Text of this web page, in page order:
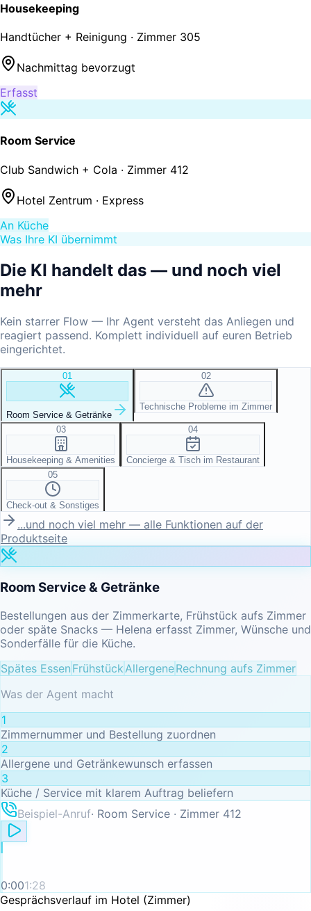
Housekeeping
Handtücher + Reinigung · Zimmer 305
Nachmittag bevorzugt
Erfasst
Room Service
Club Sandwich + Cola · Zimmer 412
Hotel Zentrum · Express
An Küche
Was Ihre KI übernimmt
Die KI handelt das — und noch viel
mehr
Kein starrer Flow — Ihr Agent versteht das Anliegen und
reagiert passend. Komplett individuell auf euren Betrieb
eingerichtet.
01
Room Service & Getränke
02
Technische Probleme im Zimmer
03
Housekeeping & Amenities
04
Concierge & Tisch im Restaurant
05
Check-out & Sonstiges
...und noch viel mehr — alle Funktionen auf der
Produktseite
Room Service & Getränke
Bestellungen aus der Zimmerkarte, Frühstück aufs Zimmer
oder späte Snacks — Helena erfasst Zimmer, Wünsche und
Sonderfälle für die Küche.
Spätes Essen Frühstück AllergeneRechnung aufs Zimmer
Was der Agent macht
1
Zimmernummer und Bestellung zuordnen
2
Allergene und Getränkewunsch erfassen
3
Küche / Service mit klarem Auftrag beliefern
Beispiel-Anruf· Room Service · Zimmer 412
0:001:28
Gesprächsverlauf im Hotel (Zimmer)